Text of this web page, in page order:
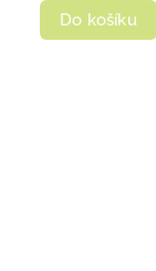
Do košíku